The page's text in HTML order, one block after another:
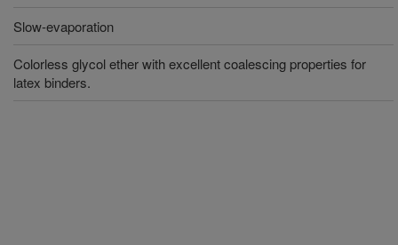
Slow-evaporation
Colorless glycol ether with excellent coalescing properties for
latex binders.